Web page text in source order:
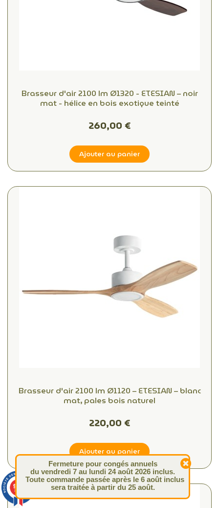
Brasseur d'air 2100 lm Ø1320 - ETESIAN – noir
mat - hélice en bois exotique teinté
260,00 €
Ajouter au panier
Brasseur d'air 2100 lm Ø1120 – ETESIAN – blanc
mat, pales bois naturel
220,00 €
Ajouter au panier
Fermeture pour congés annuels
du vendredi 7 au lundi 24 août 2026 inclus.
Toute commande passée après le 6 août inclus
sera traitée à partir du 25 août.
9.4
313 avis